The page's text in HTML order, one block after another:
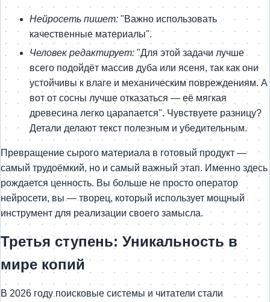
Нейросеть пишет: "Важно использовать
качественные материалы".
Человек редактирует: "Для этой задачи лучше
всего подойдёт массив дуба или ясеня, так как они
устойчивы к влаге и механическим повреждениям. А
вот от сосны лучше отказаться — её мягкая
древесина легко царапается". Чувствуете разницу?
Детали делают текст полезным и убедительным.
Превращение сырого материала в готовый продукт —
самый трудоёмкий, но и самый важный этап. Именно здесь
рождается ценность. Вы больше не просто оператор
нейросети, вы — творец, который использует мощный
инструмент для реализации своего замысла.
Третья ступень: Уникальность в
мире копий
В 2026 году поисковые системы и читатели стали